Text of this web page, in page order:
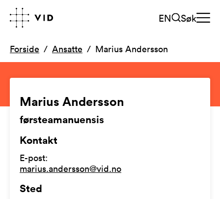
EN Søk
Forside Ansatte Marius Andersson
Marius Andersson
førsteamanuensis
Kontakt
E-post:
marius.andersson@vid.no
Sted